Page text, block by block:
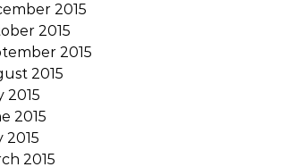
2015
2015
2015
2015
2015
2015
2015
2015